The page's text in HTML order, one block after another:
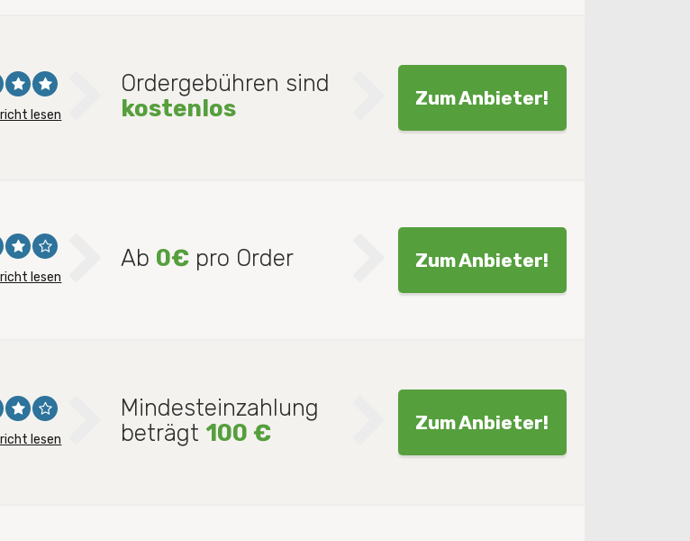
lesen
Ordergebühren sind
kostenlos
Zum Anbieter!
lesen
Ab 0€pro Order Zum Anbieter!
lesen
Mindesteinzahlung
beträgt 100 € Zum Anbieter!